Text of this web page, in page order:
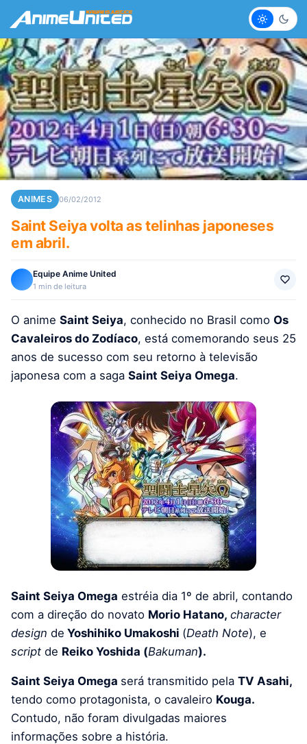
Claro
ANIMES 06/02/2012
Saint Seiya volta as telinhas japoneses
em abril.
Equipe Anime United
1 min de leitura
O anime Saint Seiya, conhecido no Brasil como Os
Cavaleiros do Zodíaco, está comemorando seus 25
anos de sucesso com seu retorno à televisão
japonesa com a saga Saint Seiya Omega.
Saint Seiya Omega estréia dia 1º de abril, contando
com a direção do novato Morio Hatano, character
design de Yoshihiko Umakoshi (Death Note), e
script de Reiko Yoshida (Bakuman).
Saint Seiya Omega será transmitido pela TV Asahi,
tendo como protagonista, o cavaleiro Kouga.
Contudo, não foram divulgadas maiores
informações sobre a história.